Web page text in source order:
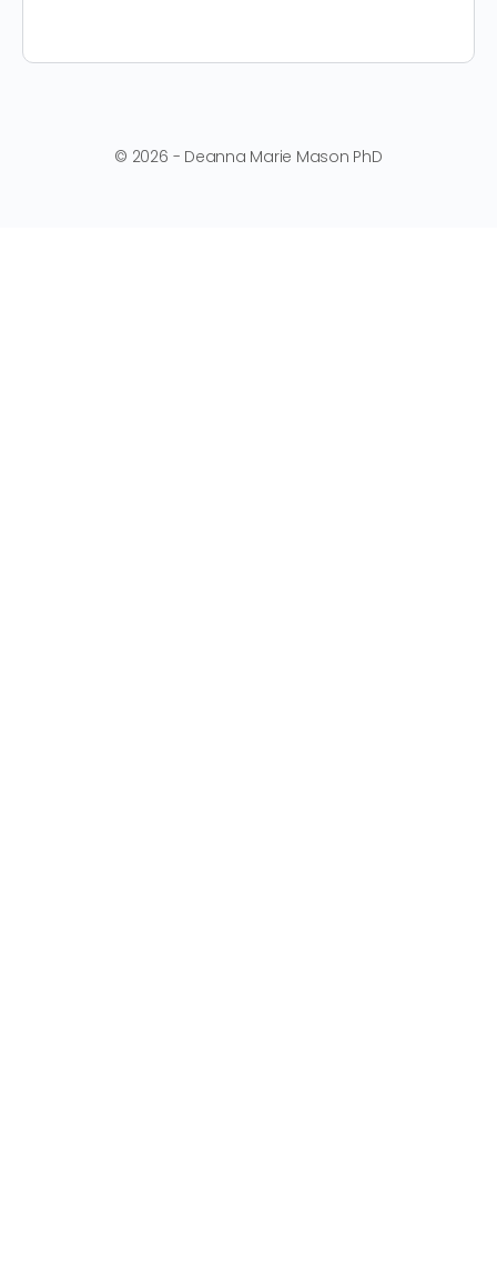
© 2026 - Deanna Marie Mason PhD